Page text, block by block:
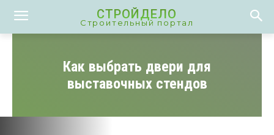
СТРОЙДЕЛО
Строительный портал
Как выбрать двери для
выставочных стендов